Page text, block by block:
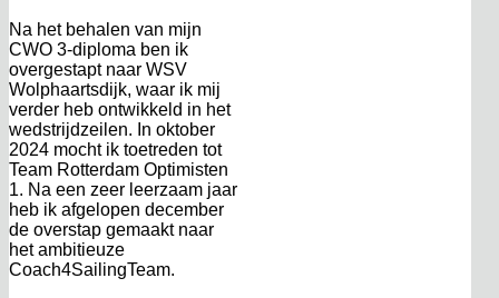
Na het behalen van mijn
CWO 3-diploma ben ik
overgestapt naar WSV
Wolphaartsdijk, waar ik mij
verder heb ontwikkeld in het
wedstrijdzeilen. In oktober
2024 mocht ik toetreden tot
Team Rotterdam Optimisten
1. Na een zeer leerzaam jaar
heb ik afgelopen december
de overstap gemaakt naar
het ambitieuze
Coach4SailingTeam.